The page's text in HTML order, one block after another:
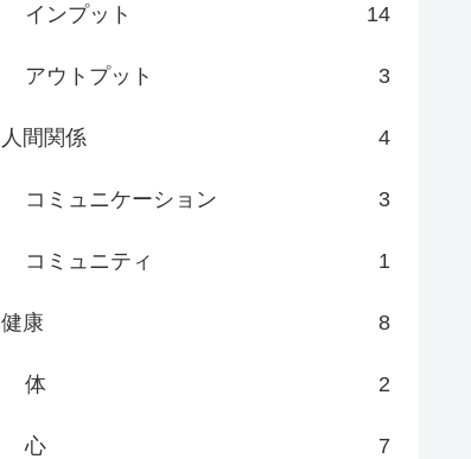
インプット 14
アウトプット 3
人間関係 4
コミュニケーション 3
コミュニティ 1
健康 8
体 2
心 7